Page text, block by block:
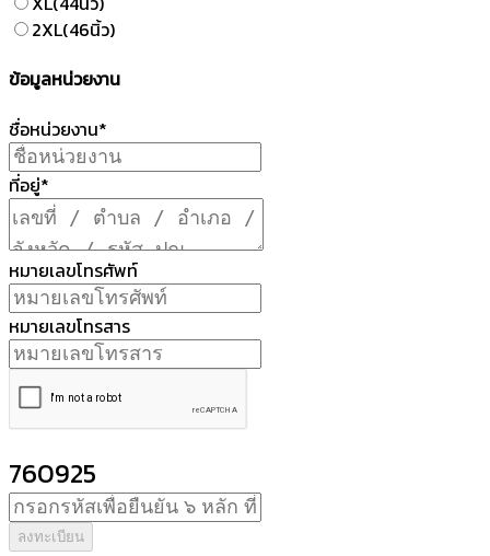
2XL(46นิ้ว)
ข้อมูลหน่วยงาน
ชื่อหน่วยงาน*
ที่อยู่*
หมายเลขโทรศัพท์
หมายเลขโทรสาร
760925
ลงทะเบียน